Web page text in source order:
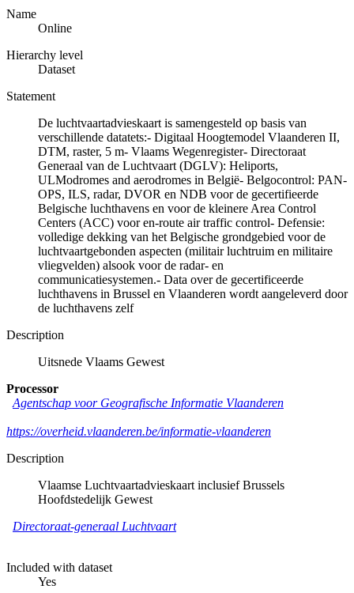
Name
Online
Hierarchy level
Dataset
Statement
De luchtvaartadvieskaart is samengesteld op basis van
verschillende datatets:- Digitaal Hoogtemodel Vlaanderen II,
DTM, raster, 5 m- Vlaams Wegenregister- Directoraat
Generaal van de Luchtvaart (DGLV): Heliports,
ULModromes and aerodromes in België- Belgocontrol: PAN-
OPS, ILS, radar, DVOR en NDB voor de gecertifieerde
Belgische luchthavens en voor de kleinere Area Control
Centers (ACC) voor en-route air traffic control- Defensie:
volledige dekking van het Belgische grondgebied voor de
luchtvaartgebonden aspecten (militair luchtruim en militaire
vliegvelden) alsook voor de radar- en
communicatiesystemen.- Data over de gecertificeerde
luchthavens in Brussel en Vlaanderen wordt aangeleverd door
de luchthavens zelf
Description
Uitsnede Vlaams Gewest
Processor
Agentschap voor Geografische Informatie Vlaanderen
https://overheid.vlaanderen.be/informatie-vlaanderen
Description
Vlaamse Luchtvaartadvieskaart inclusief Brussels
Hoofdstedelijk Gewest
Directoraat-generaal Luchtvaart
Included with dataset
Yes